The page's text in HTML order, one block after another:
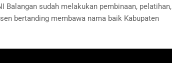
Balangan sudah melakukan pembinaan, pelatihan,
bertanding membawa nama baik Kabupaten